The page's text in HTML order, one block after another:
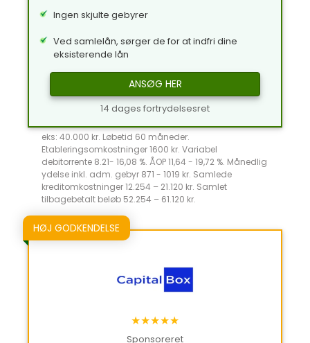
Ingen skjulte gebyrer
Ved samlelån, sørger de for at indfri dine
eksisterende lån
ANSØG HER
14 dages fortrydelsesret
eks: 40.000 kr. Løbetid 60 måneder.
Etableringsomkostninger 1600 kr. Variabel
debitorrente 8.21- 16,08 %. ÅOP 11,64 - 19,72 %. Månedlig
ydelse inkl. adm. gebyr 871 - 1019 kr. Samlede
kreditomkostninger 12.254 – 21.120 kr. Samlet
tilbagebetalt beløb 52.254 – 61.120 kr.
HØJ GODKENDELSE
★★★★★
Sponsoreret